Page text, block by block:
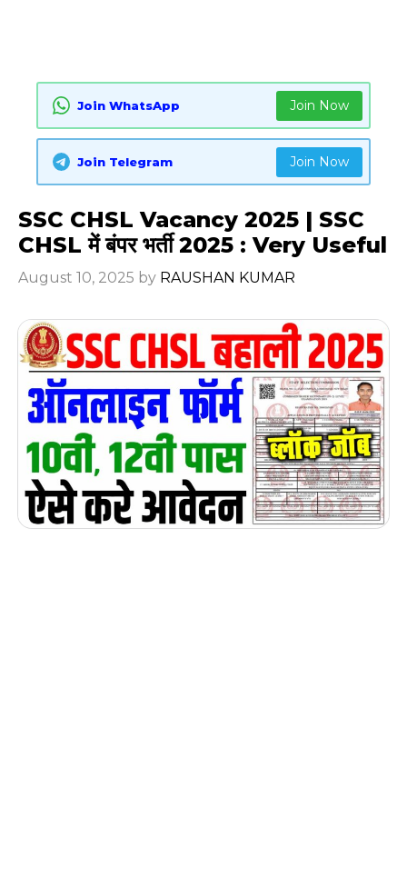
Join WhatsApp Join Now
Join Telegram Join Now
SSC CHSL Vacancy 2025 | SSC
CHSL में बंपर भर्ती 2025 : Very Useful
August 10, 2025 by RAUSHAN KUMAR